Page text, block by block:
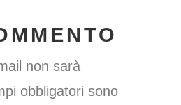
non sarà
obbligatori sono